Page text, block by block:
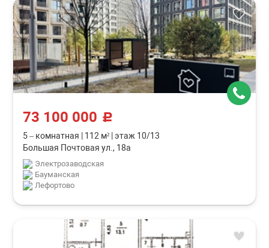
73 100 000 c
5 – комнатная 112 м² этаж 10/13
Большая Почтовая ул., 18а
Электрозаводская
Бауманская
Лефортово